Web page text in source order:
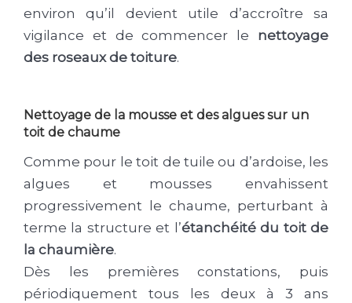
environ qu’il devient utile d’accroître sa
vigilance et de commencer le nettoyage
des roseaux de toiture.
Nettoyage de la mousse et des algues sur un
toit de chaume
Comme pour le toit de tuile ou d’ardoise, les
algues et mousses envahissent
progressivement le chaume, perturbant à
terme la structure et l’étanchéité du toit de
la chaumière.
Dès les premières constations, puis
périodiquement tous les deux à 3 ans